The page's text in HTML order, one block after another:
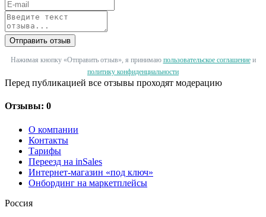
Отправить отзыв
Нажимая кнопку «Отправить отзыв», я принимаю пользовательское соглашениеи
политику конфиденциальности
Перед публикацией все отзывы проходят модерацию
Отзывы: 0
О компании
Контакты
Тарифы
Переезд на inSales
Интернет-магазин «под ключ»
Онбординг на маркетплейсы
Россия